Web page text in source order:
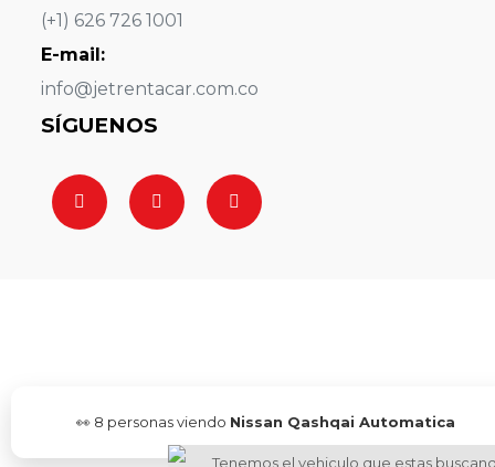
(+1) 626 726 1001
E-mail:
info@jetrentacar.com.co
SÍGUENOS
👀 8 personas viendo Nissan Qashqai Automatica
Tenemos el vehiculo que estas